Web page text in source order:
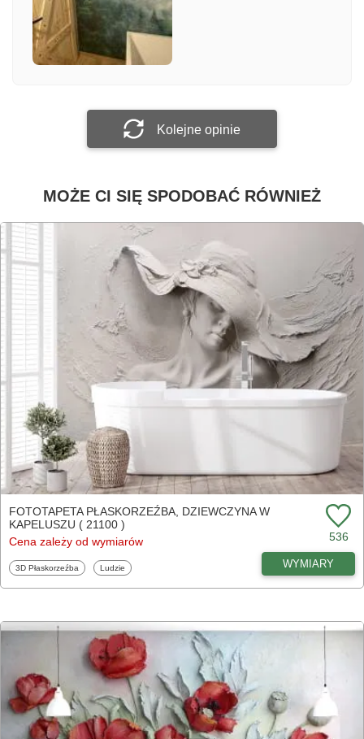
Załącz zdjęcie
Kolejne opinie
MOŻE CI SIĘ SPODOBAĆ RÓWNIEŻ
FOTOTAPETA PŁASKORZEŹBA, DZIEWCZYNA W
KAPELUSZU ( 21100 )
Cena zależy od wymiarów
536
Fototapety
3D Płaskorzeźba Fototapety
Ludzie WYMIARY